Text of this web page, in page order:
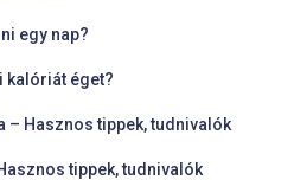
egy nap?
kalóriát éget?
– Hasznos tippek, tudnivalók
tippek, tudnivalók